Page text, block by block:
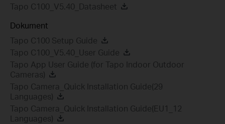
Tapo C100_V5.40_Datasheet
Dokument
Tapo C100 Setup Guide
Tapo C100_V5.40_User Guide
Tapo App User Guide (for Tapo Indoor Outdoor
Cameras)
Tapo Camera_Quick Installation Guide(29
Languages)
Tapo Camera_Quick Installation Guide(EU1_12
Languages)